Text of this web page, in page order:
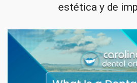
estética y de